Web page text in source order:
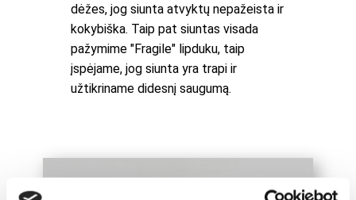
dėžes, jog siunta atvyktų nepažeista ir
kokybiška. Taip pat siuntas visada
pažymime "Fragile" lipduku, taip
įspėjame, jog siunta yra trapi ir
užtikriname didesnį saugumą.